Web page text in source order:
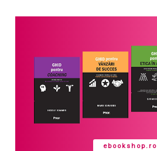
ebookshop.ro